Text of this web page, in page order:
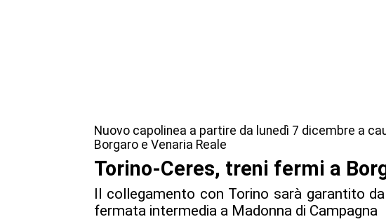
Nuovo capolinea a partire da lunedì 7 dicembre a
Borgaro e Venaria Reale
Torino-Ceres, treni fermi a
Il collegamento con Torino sarà garantito
fermata intermedia a Madonna di Campagna